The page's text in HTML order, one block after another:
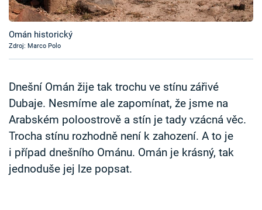
Časopis
Sledujte prima+
Sledujte nás
Omán historický
Zdroj: Marco Polo
Dnešní Omán žije tak trochu ve stínu zářivé
Dubaje. Nesmíme ale zapomínat, že jsme na
Arabském poloostrově a stín je tady vzácná věc.
Trocha stínu rozhodně není k zahození. A to je
i případ dnešního Ománu. Omán je krásný, tak
jednoduše jej lze popsat.